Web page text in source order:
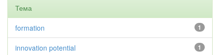
Тема
1
formation
1
innovation potential